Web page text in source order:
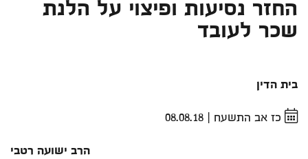
החזר נסיעות ופיצוי על הלנת
שכר לעובד
בית הדין
כז אב התשעח |
08.08.18
הרב ישועה רטבי